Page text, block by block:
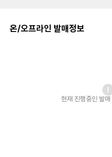
온/오프라인 발매정보
현재 진행중인 발매